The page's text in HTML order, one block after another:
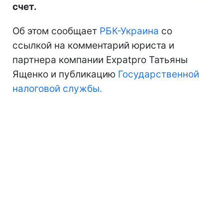
счет.
Об этом сообщает РБК-Украина со
ссылкой на комментарий юриста и
партнера компании Expatpro Татьяны
Ященко и публикацию Государственной
налоговой службы.